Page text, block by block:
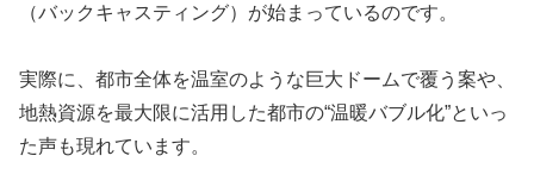
（バックキャスティング）が始まっているのです。
実際に、都市全体を温室のような巨大ドームで覆う案や、
地熱資源を最大限に活用した都市の“温暖バブル化”といっ
た声も現れています。